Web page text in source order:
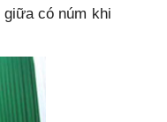
giữa có núm khi